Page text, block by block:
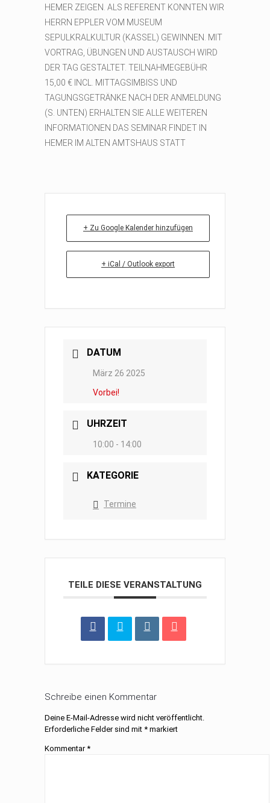
HEMER ZEIGEN. ALS REFERENT KONNTEN WIR
HERRN EPPLER VOM MUSEUM
SEPULKRALKULTUR (KASSEL) GEWINNEN. MIT
VORTRAG, ÜBUNGEN UND AUSTAUSCH WIRD
DER TAG GESTALTET. TEILNAHMEGEBÜHR
15,00 € INCL. MITTAGSIMBISS UND
TAGUNGSGETRÄNKE NACH DER ANMELDUNG
(S. UNTEN) ERHALTEN SIE ALLE WEITEREN
INFORMATIONEN DAS SEMINAR FINDET IN
HEMER IM ALTEN AMTSHAUS STATT
+ Zu Google Kalender hinzufügen
+ iCal / Outlook export
DATUM
März 26 2025
Vorbei!
UHRZEIT
10:00 - 14:00
KATEGORIE
Termine
TEILE DIESE VERANSTALTUNG
Schreibe einen Kommentar
Deine E-Mail-Adresse wird nicht veröffentlicht.
Erforderliche Felder sind mit * markiert
Kommentar*